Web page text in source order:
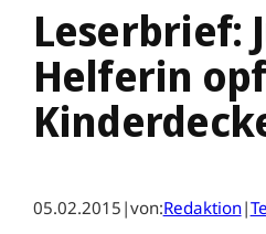
Leserbrief:
Helferin
05.02.2015 |von:Redaktion|